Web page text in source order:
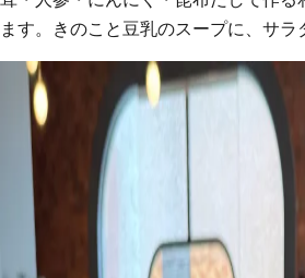
ます。きのこと豆乳のスープに、サラ